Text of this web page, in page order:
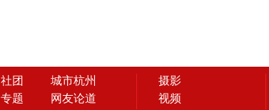
社团
城市杭州
专题 网友论道
摄影
视频